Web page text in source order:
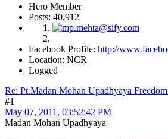
Hero Member
Posts: 40,912
Facebook Profile: http://
Location: NCR
Logged
Re: Pt.Madan Mohan Upadhyaya
#1
May 07, 2011, 03:52:42 PM
Madan Mohan Upadhyaya